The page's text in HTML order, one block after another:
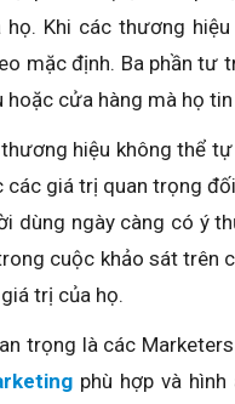
họ. Khi các thương
mặc định. Ba phần tư
cửa hàng mà họ
thương hiệu không thể
các giá trị quan trọng
dùng ngày càng có ý
cuộc khảo sát trên
trị của họ.
trọng là các
phù hợp và